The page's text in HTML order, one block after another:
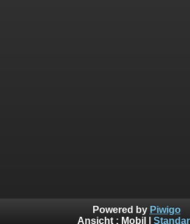
Powered by Piwigo
Ansicht : Mobil